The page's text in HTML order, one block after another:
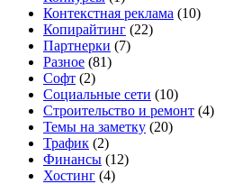
Контекстная реклама (10)
Копирайтинг (22)
Партнерки (7)
Разное (81)
Софт (2)
Социальные сети (10)
Строительство и ремонт (4)
Темы на заметку (20)
Трафик (2)
Финансы (12)
Хостинг (4)